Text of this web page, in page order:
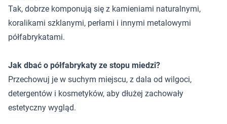
Tak, dobrze komponują się z kamieniami naturalnymi,
koralikami szklanymi, perłami i innymi metalowymi
półfabrykatami.
Jak dbać o półfabrykaty ze stopu miedzi?
Przechowuj je w suchym miejscu, z dala od wilgoci,
detergentów i kosmetyków, aby dłużej zachowały
estetyczny wygląd.